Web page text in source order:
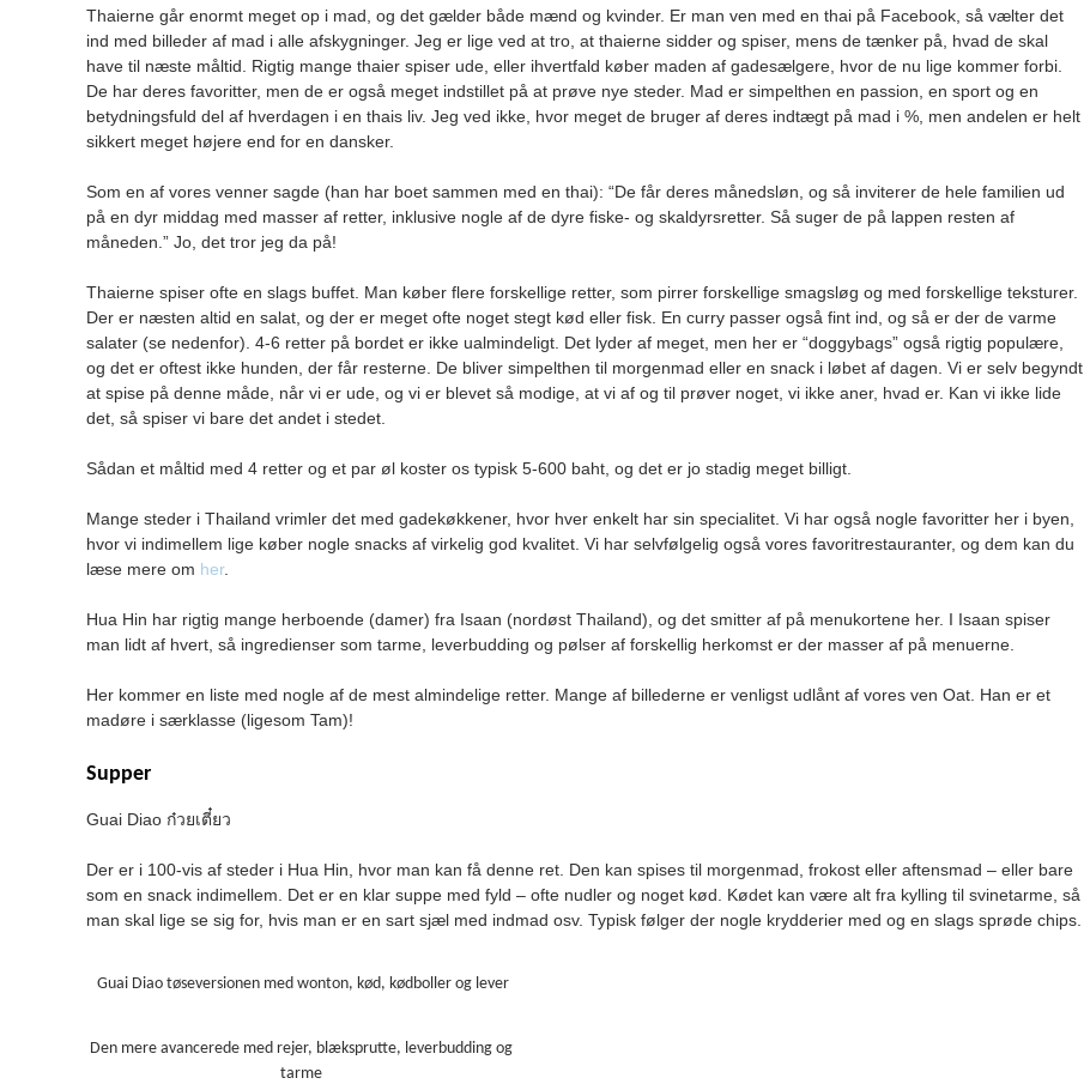
Thaierne går enormt meget op i mad, og det gælder både mænd og kvinder. Er man ven med en thai på Facebook, så vælter det
ind med billeder af mad i alle afskygninger. Jeg er lige ved at tro, at thaierne sidder og spiser, mens de tænker på, hvad de skal
have til næste måltid. Rigtig mange thaier spiser ude, eller ihvertfald køber maden af gadesælgere, hvor de nu lige kommer forbi.
De har deres favoritter, men de er også meget indstillet på at prøve nye steder. Mad er simpelthen en passion, en sport og en
betydningsfuld del af hverdagen i en thais liv. Jeg ved ikke, hvor meget de bruger af deres indtægt på mad i %, men andelen er helt
sikkert meget højere end for en dansker.
Som en af vores venner sagde (han har boet sammen med en thai): “De får deres månedsløn, og så inviterer de hele familien ud
på en dyr middag med masser af retter, inklusive nogle af de dyre fiske- og skaldyrsretter. Så suger de på lappen resten af
måneden.” Jo, det tror jeg da på!
Thaierne spiser ofte en slags buffet. Man køber flere forskellige retter, som pirrer forskellige smagsløg og med forskellige teksturer.
Der er næsten altid en salat, og der er meget ofte noget stegt kød eller fisk. En curry passer også fint ind, og så er der de varme
salater (se nedenfor). 4-6 retter på bordet er ikke ualmindeligt. Det lyder af meget, men her er “doggybags” også rigtig populære,
og det er oftest ikke hunden, der får resterne. De bliver simpelthen til morgenmad eller en snack i løbet af dagen. Vi er selv begyndt
at spise på denne måde, når vi er ude, og vi er blevet så modige, at vi af og til prøver noget, vi ikke aner, hvad er. Kan vi ikke lide
det, så spiser vi bare det andet i stedet.
Sådan et måltid med 4 retter og et par øl koster os typisk 5-600 baht, og det er jo stadig meget billigt.
Mange steder i Thailand vrimler det med gadekøkkener, hvor hver enkelt har sin specialitet. Vi har også nogle favoritter her i byen,
hvor vi indimellem lige køber nogle snacks af virkelig god kvalitet. Vi har selvfølgelig også vores favoritrestauranter, og dem kan du
læse mere om her.
Hua Hin har rigtig mange herboende (damer) fra Isaan (nordøst Thailand), og det smitter af på menukortene her. I Isaan spiser
man lidt af hvert, så ingredienser som tarme, leverbudding og pølser af forskellig herkomst er der masser af på menuerne.
Her kommer en liste med nogle af de mest almindelige retter. Mange af billederne er venligst udlånt af vores ven Oat. Han er et
madøre i særklasse (ligesom Tam)!
Supper
Guai Diao ก๋วยเตี๋ยว
Der er i 100-vis af steder i Hua Hin, hvor man kan få denne ret. Den kan spises til morgenmad, frokost eller aftensmad – eller bare
som en snack indimellem. Det er en klar suppe med fyld – ofte nudler og noget kød. Kødet kan være alt fra kylling til svinetarme, så
man skal lige se sig for, hvis man er en sart sjæl med indmad osv. Typisk følger der nogle krydderier med og en slags sprøde chips.
Guai Diao tøseversionen med wonton, kød, kødboller og lever
Den mere avancerede med rejer, blæksprutte, leverbudding og
tarme